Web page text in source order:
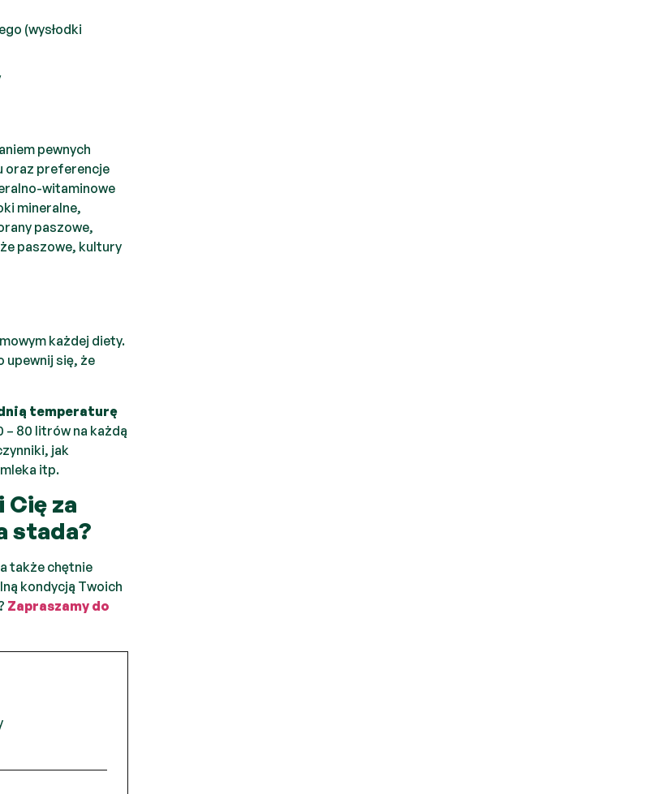
(wysłodki
pewnych
oraz preferencje
witaminowe
mineralne,
paszowe,
paszowe, kultury
każdej diety.
upewnij się, że
temperaturę
– 80 litrów na każdą
jak
itp.
za
stada?
także chętnie
kondycją Twoich
Zapraszamy do